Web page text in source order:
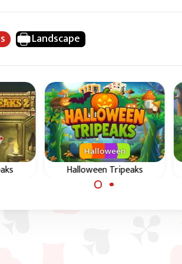
Landscape
Halloween Tripeaks
Halloween